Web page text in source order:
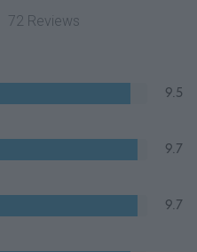
72 Reviews
9.5
9.7
9.7